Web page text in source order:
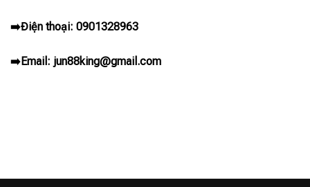
➡️Điện thoại: 0901328963
➡️Email: jun88king@gmail.com